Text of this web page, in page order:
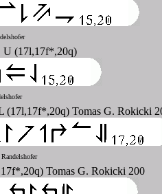
U (17l,17f*,20q)
(17l,17f*,20q) Tomas G. Rokicki
Tomas G. Rokicki 200